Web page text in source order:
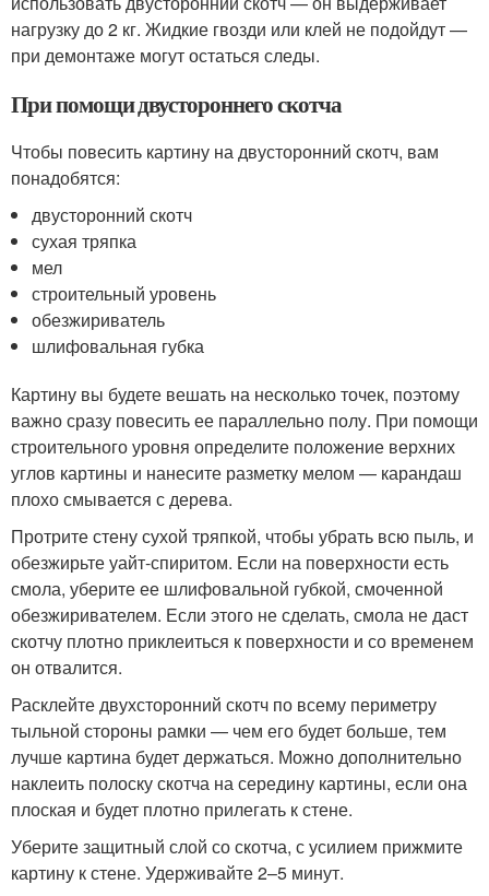
нагрузку до 2 кг. Жидкие гвозди или клей не подойдут —
при демонтаже могут остаться следы.
При помощи двустороннего скотча
Чтобы повесить картину на двусторонний скотч, вам
понадобятся:
двусторонний скотч
сухая тряпка
мел
строительный уровень
обезжириватель
шлифовальная губка
Картину вы будете вешать на несколько точек, поэтому
важно сразу повесить ее параллельно полу. При помощи
строительного уровня определите положение верхних
углов картины и нанесите разметку мелом — карандаш
плохо смывается с дерева.
Протрите стену сухой тряпкой, чтобы убрать всю пыль, и
обезжирьте уайт-спиритом. Если на поверхности есть
смола, уберите ее шлифовальной губкой, смоченной
обезжиривателем. Если этого не сделать, смола не даст
скотчу плотно приклеиться к поверхности и со временем
он отвалится.
Расклейте двухсторонний скотч по всему периметру
тыльной стороны рамки — чем его будет больше, тем
лучше картина будет держаться. Можно дополнительно
наклеить полоску скотча на середину картины, если она
плоская и будет плотно прилегать к стене.
Уберите защитный слой со скотча, с усилием прижмите
картину к стене. Удерживайте 2–5 минут.